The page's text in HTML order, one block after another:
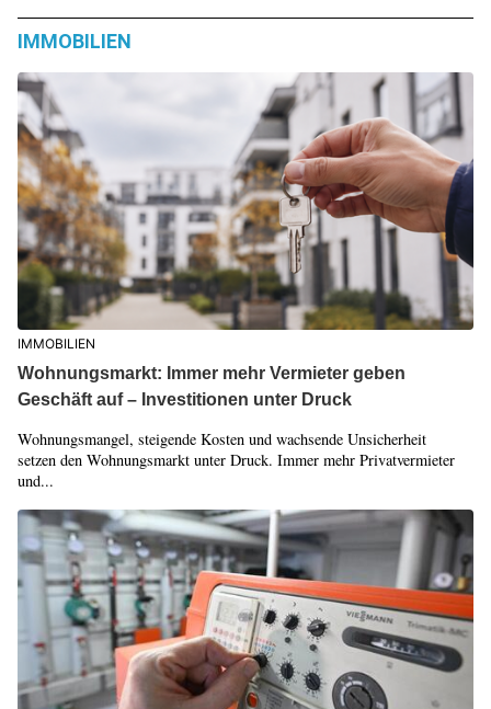
IMMOBILIEN
IMMOBILIEN
Wohnungsmarkt: Immer mehr Vermieter geben
Geschäft auf – Investitionen unter Druck
Wohnungsmangel, steigende Kosten und wachsende Unsicherheit
setzen den Wohnungsmarkt unter Druck. Immer mehr Privatvermieter
und...